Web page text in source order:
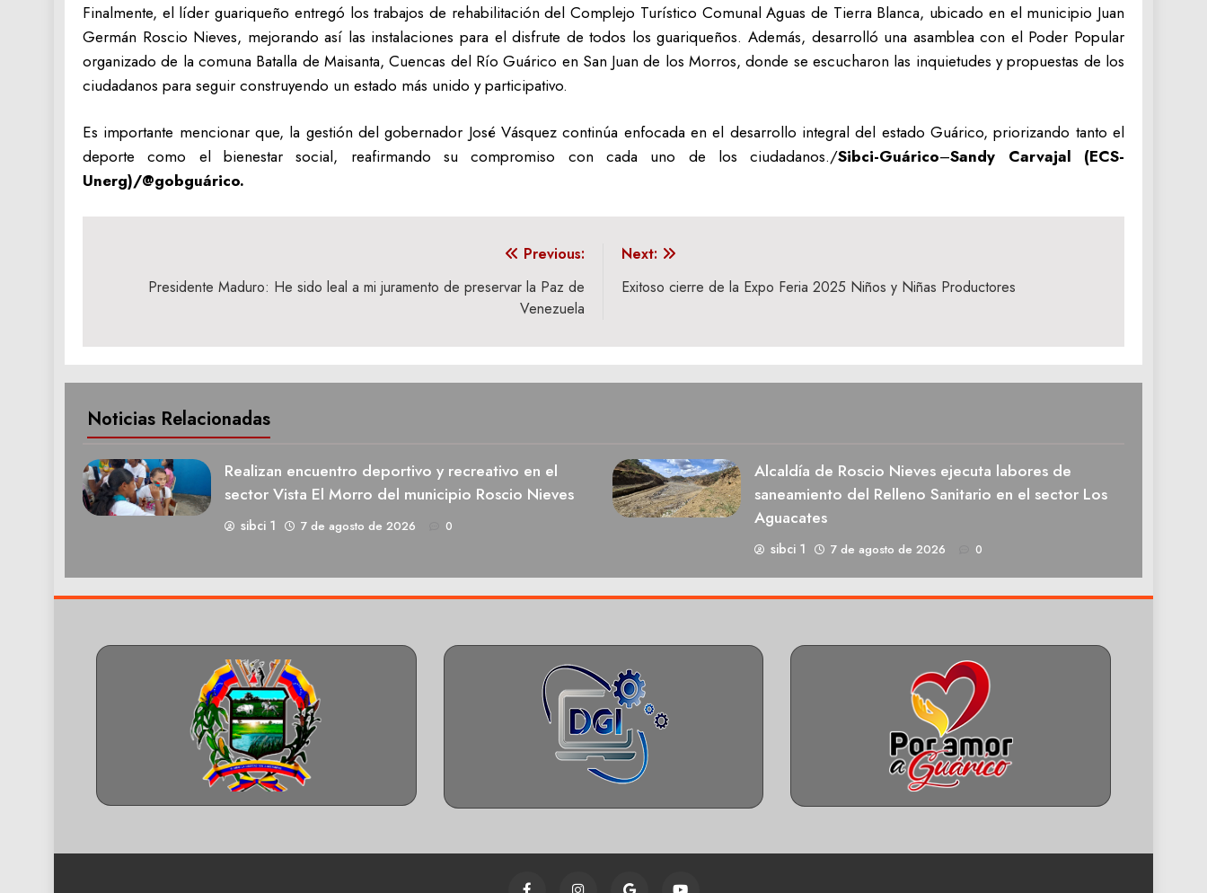
Finalmente, el líder guariqueño entregó los trabajos de rehabilitación del Complejo Turístico Comunal Aguas de Tierra Blanca, ubicado en el municipio Juan
Germán Roscio Nieves, mejorando así las instalaciones para el disfrute de todos los guariqueños. Además, desarrolló una asamblea con el Poder Popular
organizado de la comuna Batalla de Maisanta, Cuencas del Río Guárico en San Juan de los Morros, donde se escucharon las inquietudes y propuestas de los
ciudadanos para seguir construyendo un estado más unido y participativo.
Es importante mencionar que, la gestión del gobernador José Vásquez continúa enfocada en el desarrollo integral del estado Guárico, priorizando tanto el
deporte como el bienestar social, reafirmando su compromiso con cada uno de los ciudadanos./Sibci-Guárico–‎Sandy Carvajal (ECS-
Unerg)/@gobguárico.
Previous:
Presidente Maduro: He sido leal a mi juramento de preservar la Paz de
Venezuela
Next:
Exitoso cierre de la Expo Feria 2025 Niños y Niñas Productores
Noticias Relacionadas
Realizan encuentro deportivo y recreativo en el
sector Vista El Morro del municipio Roscio Nieves
sibci 1 7 de agosto de 2026 0
Alcaldía de Roscio Nieves ejecuta labores de
saneamiento del Relleno Sanitario en el sector Los
Aguacates
sibci 1 7 de agosto de 2026 0